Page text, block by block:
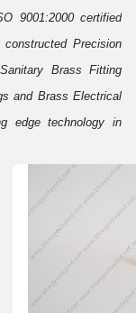
9001:2000 certified
Precision
Brass Fitting
and Brass Electrical
edge technology in
products are well
durability, tough
reputation and a
our success in the